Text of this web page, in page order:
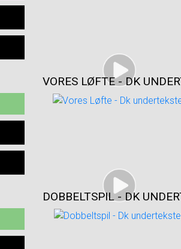
VORES LØFTE - DK
DOBBELTSPIL - DK